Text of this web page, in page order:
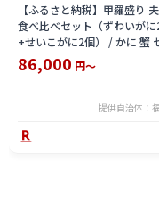
【ふるさと納税】甲羅盛り
食べ比べセット（ずわいが
+せいこがに2個） / かに 蟹
コ ずわい ズワイ 内子 外子 国
冷凍 冬 冬の味覚 珍味 グルメ
86,000 円～
提供自治体：